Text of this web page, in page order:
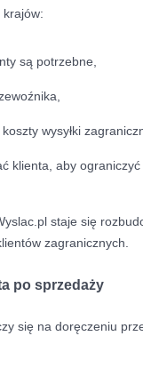
krajów:
są potrzebne,
wysyłki
klienta, aby
staje się
zagranicznych.
po sprzedaży
się na doręczeniu